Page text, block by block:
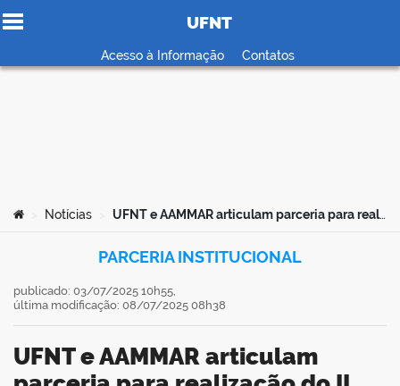
Ir para o conteúdo
UFNT
Acesso à Informação Contatos
Você está aqui:
Notícias UFNT e AAMMAR articulam parceria para realização do II Fórum Museu de Araguaína
PARCERIA INSTITUCIONAL
UFNT e AAMMAR articulam
publicado: 03/07/2025 10h55,
última modificação: 08/07/2025 08h38